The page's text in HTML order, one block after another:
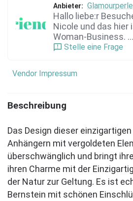
Anbieter:
Hallo liebe:r
Nicole und das hier
Woman-Business. ...
Stelle eine Frage
Vendor Impressum
Beschreibung
Das Design dieser
Anhängern mit vergoldeten
überschwänglich und bringt
ihren Charme mit der
der Natur zur Geltung. Es ist
Bernstein mit schönen